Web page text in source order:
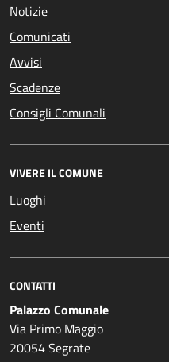
Notizie
Comunicati
Avvisi
Scadenze
Consigli Comunali
VIVERE IL COMUNE
Luoghi
Eventi
CONTATTI
Palazzo Comunale
Via Primo Maggio
20054 Segrate